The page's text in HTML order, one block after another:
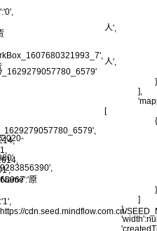
原
cdn.seed.mindflow.com.cn/
人',
人',
],
[
]
},